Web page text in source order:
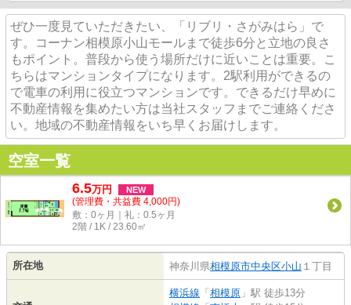
ぜひ一度見ていただきたい、「リブリ・さがみはら」で
す。コーナン相模原小山モールまで徒歩6分と立地の良さ
もポイント。普段から使う場所だけに近いことは重要。こ
ちらはマンションタイプになります。2駅利用ができるの
で電車の利用に役立つマンションです。できるだけ早めに
不動産情報を集めたい方は当社スタッフまでご連絡くださ
い。地域の不動産情報をいち早くお届けします。
空室一覧
6.5万円 NEW
(管理費・共益費 4,000円)
敷：0ヶ月｜礼：0.5ヶ月
2階 / 1K / 23.60㎡
所在地 神奈川県相模原市中央区小山 １丁目
横浜線 「 相模原 」駅 徒歩13分